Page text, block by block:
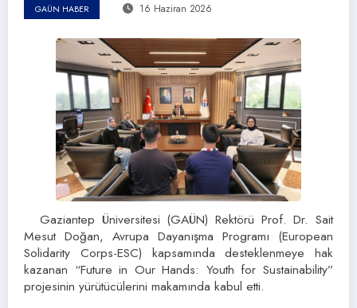
GAÜN HABER 16 Haziran 2026
Gaziantep Üniversitesi (GAÜN) Rektörü Prof. Dr. Sait
Mesut Doğan, Avrupa Dayanışma Programı (European
Solidarity Corps-ESC) kapsamında desteklenmeye hak
kazanan “Future in Our Hands: Youth for Sustainability”
projesinin yürütücülerini makamında kabul etti.